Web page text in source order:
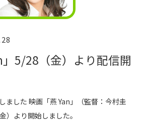
」5/28（金）より配信開
ました 映画「燕 Yan」（監督：今村圭
）より開始しました。